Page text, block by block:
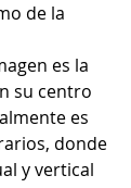
de la
es la
su centro
es
donde
y vertical